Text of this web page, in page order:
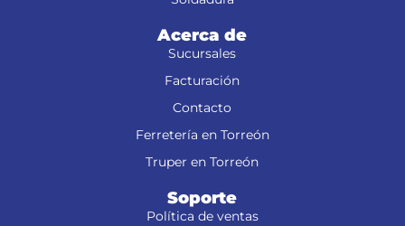
Acerca de
Sucursales
Facturación
Contacto
Ferretería en Torreón
Truper en Torreón
Soporte
Política de ventas